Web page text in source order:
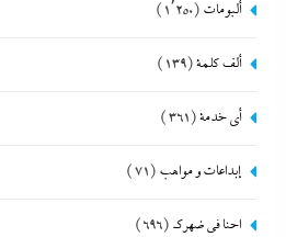
ألبومات (1٬250)
ألف كلمة(139)
أي خدمة(361)
إبداعات و مواهب (71)
احنا في ضهرك (696)